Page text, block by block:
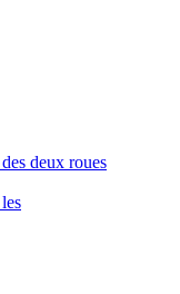
deux roues